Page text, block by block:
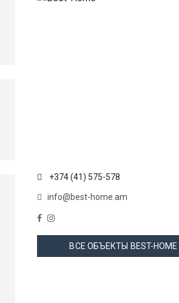
+374 (41) 575-578
info@best-home.am
ВСЕ ОБЪЕКТЫ BEST-HOME